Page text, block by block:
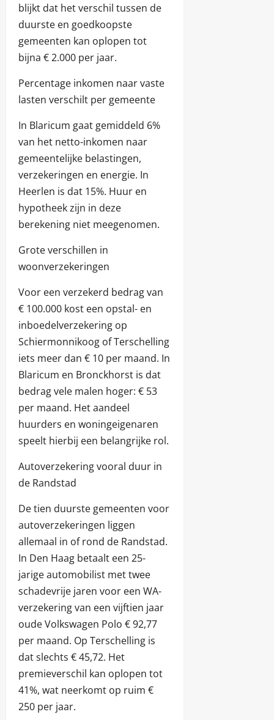
blijkt dat het verschil tussen de
duurste en goedkoopste
gemeenten kan oplopen tot
bijna € 2.000 per jaar.
Percentage inkomen naar vaste
lasten verschilt per gemeente
In Blaricum gaat gemiddeld 6%
van het netto-inkomen naar
gemeentelijke belastingen,
verzekeringen en energie. In
Heerlen is dat 15%. Huur en
hypotheek zijn in deze
berekening niet meegenomen.
Grote verschillen in
woonverzekeringen
Voor een verzekerd bedrag van
€ 100.000 kost een opstal- en
inboedelverzekering op
Schiermonnikoog of Terschelling
iets meer dan € 10 per maand. In
Blaricum en Bronckhorst is dat
bedrag vele malen hoger: € 53
per maand. Het aandeel
huurders en woningeigenaren
speelt hierbij een belangrijke rol.
Autoverzekering vooral duur in
de Randstad
De tien duurste gemeenten voor
autoverzekeringen liggen
allemaal in of rond de Randstad.
In Den Haag betaalt een 25-
jarige automobilist met twee
schadevrije jaren voor een WA-
verzekering van een vijftien jaar
oude Volkswagen Polo € 92,77
per maand. Op Terschelling is
dat slechts € 45,72. Het
premieverschil kan oplopen tot
41%, wat neerkomt op ruim €
250 per jaar.